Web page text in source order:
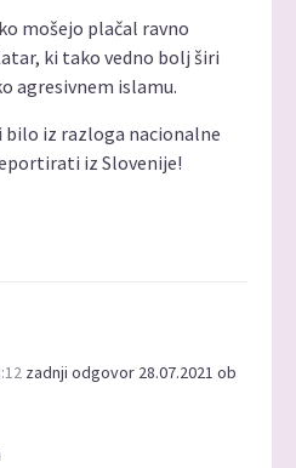
mošejo plačal ravno
ki tako vedno bolj širi
agresivnem islamu.
bilo iz razloga nacionalne
iz Slovenije!
zadnji odgovor 28.07.2021 ob